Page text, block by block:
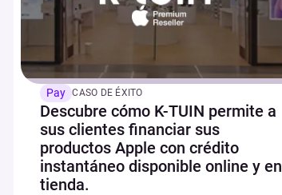
Pay CASO DE ÉXITO
Descubre cómo K-TUIN permite a
sus clientes financiar sus
productos Apple con crédito
instantáneo disponible online y en
tienda.